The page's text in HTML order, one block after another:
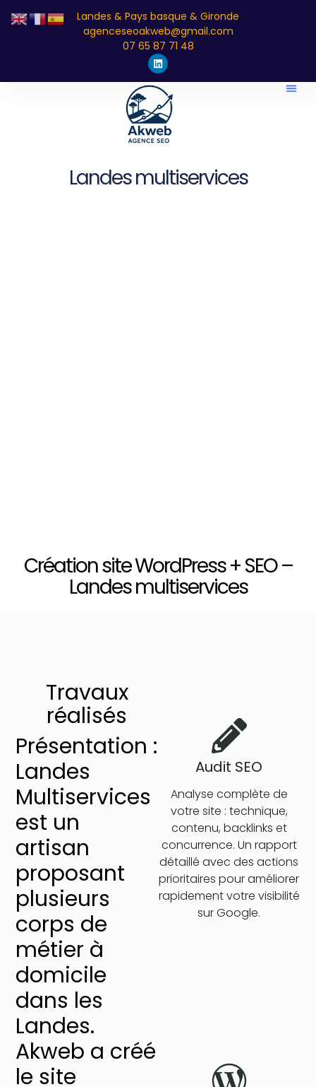
Landes & Pays basque & Gironde
agenceseoakweb@gmail.com
07 65 87 71 48
Landes multiservices
Création site WordPress + SEO –
Landes multiservices
Travaux
réalisés
Présentation :
Landes
Multiservices
est un
artisan
proposant
plusieurs
corps de
métier à
domicile
dans les
Landes.
Akweb a créé
le site
Audit SEO
Analyse complète de
votre site : technique,
contenu, backlinks et
concurrence. Un rapport
détaillé avec des actions
prioritaires pour améliorer
rapidement votre visibilité
sur Google.